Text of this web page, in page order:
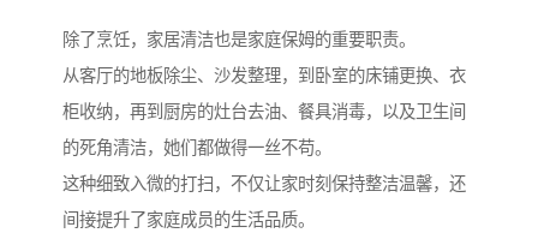
除了烹饪，家居清洁也是家庭保姆的重要职责。
从客厅的地板除尘、沙发整理，到卧室的床铺更换、衣
柜收纳，再到厨房的灶台去油、餐具消毒，以及卫生间
的死角清洁，她们都做得一丝不苟。
这种细致入微的打扫，不仅让家时刻保持整洁温馨，还
间接提升了家庭成员的生活品质。